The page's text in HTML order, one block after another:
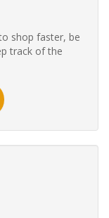
shop faster, be
track of the